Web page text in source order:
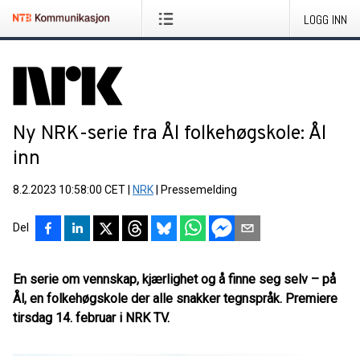
LOGG INN
Ny NRK-serie fra Ål folkehøgskole: Ål
inn
8.2.2023 10:58:00 CET NRK Pressemelding
Del
En serie om vennskap, kjærlighet og å finne seg selv – på
Ål, en folkehøgskole der alle snakker tegnspråk. Premiere
tirsdag 14. februar i NRK TV.